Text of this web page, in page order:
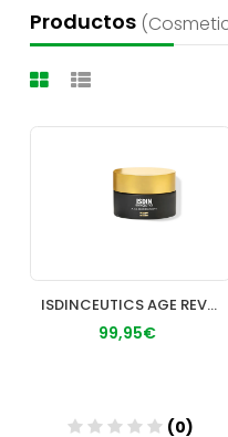
Productos
ISDINCEUTICS AGE REVERSE NIGHT
99,95€
(0)